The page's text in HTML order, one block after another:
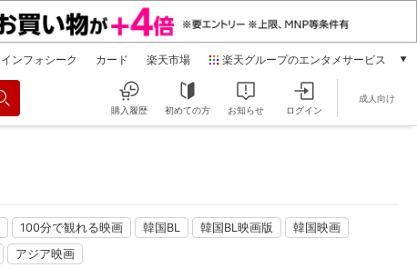
インフォシーク カード 楽天市場 楽天グループのエンタメサービス
本/ゲーム/CD/DVD
雑誌読み放題
楽天マガジン
動画配信
購入履歴 初めての方 お知らせ ログイン
成人向け
100分で観れる映画 韓国BL 韓国BL映画版
韓国映画
アジア映画